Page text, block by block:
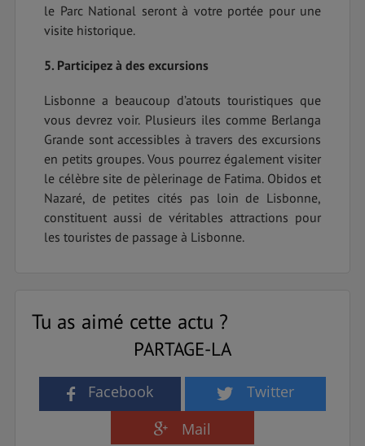
le Parc National seront à votre portée pour une
visite historique.
5. Participez à des excursions
Lisbonne a beaucoup d’atouts touristiques que
vous devrez voir. Plusieurs iles comme Berlanga
Grande sont accessibles à travers des excursions
en petits groupes. Vous pourrez également visiter
le célèbre site de pèlerinage de Fatima. Obidos et
Nazaré, de petites cités pas loin de Lisbonne,
constituent aussi de véritables attractions pour
les touristes de passage à Lisbonne.
Tu as aimé cette actu ?
PARTAGE-LA
Facebook
Twitter
Mail